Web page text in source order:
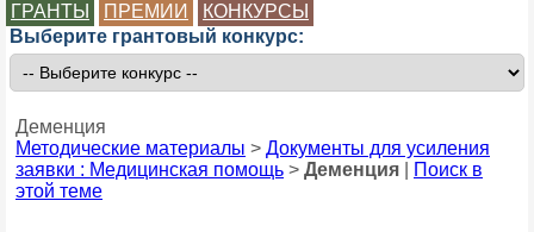
ГРАНТЫ ПРЕМИИ
КОНКУРСЫ
Выберите грантовый конкурс:
Деменция
Методические материалы > Документы для усиления
заявки : Медицинская помощь > Деменция
Поиск в
этой теме